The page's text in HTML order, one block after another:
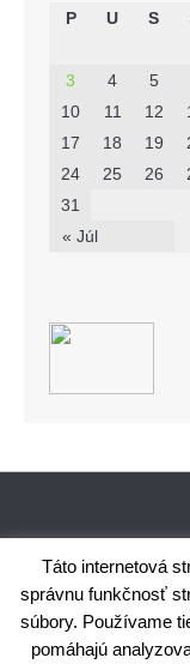
P
U S
« Júl
3
4 5
10
11 12
17
18 19
24
25 26
31
Obecný
IČO: 00 692 522,
Táto internetová
správnu funkčnosť
súbory. Používame
pomáhajú